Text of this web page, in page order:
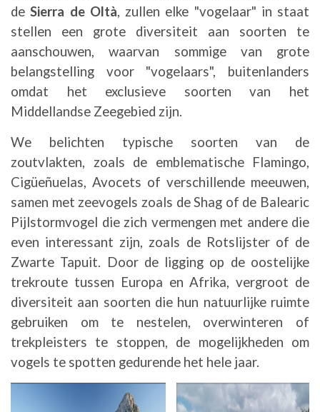
deSierra de Oltà, zullen elke "vogelaar" in staat
stellen een grote diversiteit aan soorten te
aanschouwen, waarvan sommige van grote
belangstelling voor "vogelaars", buitenlanders
omdat het exclusieve soorten van het
Middellandse Zeegebied zijn.
We belichten typische soorten van de
zoutvlakten, zoals de emblematische Flamingo,
Cigüeñuelas, Avocets of verschillende meeuwen,
samen met zeevogels zoals de Shag of de Balearic
Pijlstormvogel die zich vermengen met andere die
even interessant zijn, zoals de Rotslijster of de
Zwarte Tapuit. Door de ligging op de oostelijke
trekroute tussen Europa en Afrika, vergroot de
diversiteit aan soorten die hun natuurlijke ruimte
gebruiken om te nestelen, overwinteren of
trekpleisters te stoppen, de mogelijkheden om
vogels te spotten gedurende het hele jaar.